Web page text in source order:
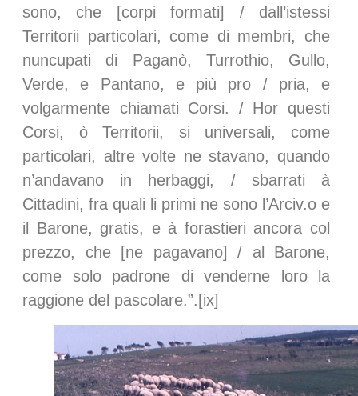
sono, che [corpi formati] / dall’istessi
Territorii particolari, come di membri, che
nuncupati di Paganò, Turrothio, Gullo,
Verde, e Pantano, e più pro / pria, e
volgarmente chiamati Corsi. / Hor questi
Corsi, ò Territorii, si universali, come
particolari, altre volte ne stavano, quando
n’andavano in herbaggi, / sbarrati à
Cittadini, fra quali li primi ne sono l’Arciv.o e
il Barone, gratis, e à forastieri ancora col
prezzo, che [ne pagavano] / al Barone,
come solo padrone di venderne loro la
raggione del pascolare.”.[ix]